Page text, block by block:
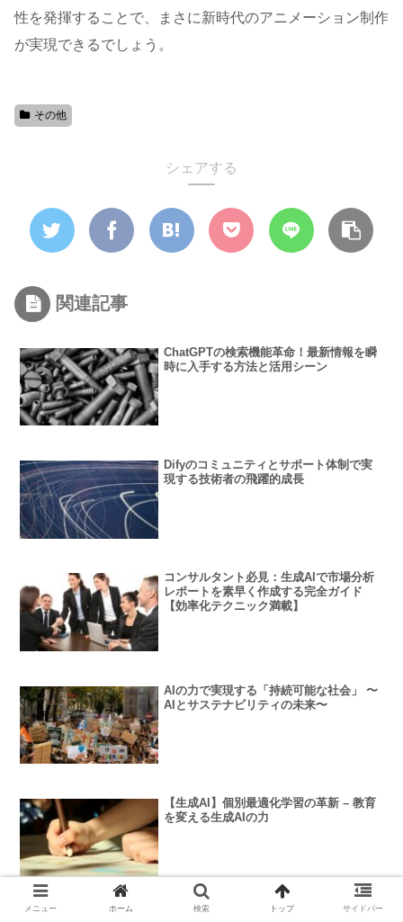
性を発揮することで、まさに新時代のアニメーション制作
が実現できるでしょう。
その他
シェアする
関連記事
ChatGPTの検索機能革命！最新情報を瞬
時に入手する方法と活用シーン
Difyのコミュニティとサポート体制で実
現する技術者の飛躍的成長
コンサルタント必見：生成AIで市場分析
レポートを素早く作成する完全ガイド
【効率化テクニック満載】
AIの力で実現する「持続可能な社会」 〜
AIとサステナビリティの未来〜
【生成AI】個別最適化学習の革新 – 教育
を変える生成AIの力
クリエイター向け生成AIツール比較：デ
メニュー ホーム 検索 トップ サイドバー